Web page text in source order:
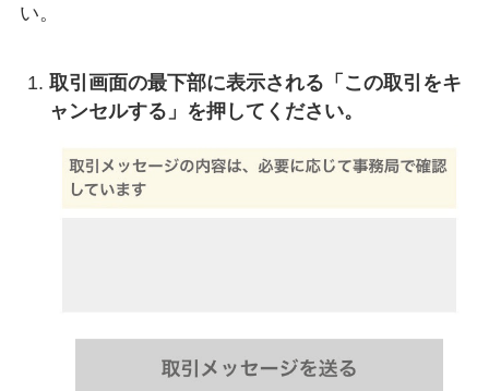
い。
取引画面の最下部に表示される「この取引をキ
ャンセルする」を押してください。